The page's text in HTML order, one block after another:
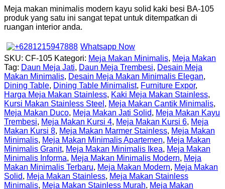
Meja makan minimalis modern kayu solid kaki besi BA-105
produk yang satu ini sangat tepat untuk ditempatkan di
ruangan interior anda.
Whatsapp Now
SKU: CF-105 Kategori: Meja Makan Minimalis, Meja Makan
Tag: Daun Meja Jati, Daun Meja Trembesi, Desain Meja
Makan Minimalis, Desain Meja Makan Minimalis Elegan,
Dining Table, Dining Table Minimalist, Furniture Expor,
Harga Meja Makan Stainless, Kaki Meja Makan Stainless,
Kursi Makan Stainless Steel , Meja Makan Cantik Minimalis,
Meja Makan Duco, Meja Makan Jati Solid, Meja Makan Kayu
Trembesi, Meja Makan Kursi 4, Meja Makan Kursi 6, Meja
Makan Kursi 8, Meja Makan Marmer Stainless, Meja Makan
Minimalis, Meja Makan Minimalis Apartemen, Meja Makan
Minimalis Granit, Meja Makan Minimalis Ikea, Meja Makan
Minimalis Informa, Meja Makan Minimalis Modern, Meja
Makan Minimalis Terbaru, Meja Makan Modern, Meja Makan
Solid, Meja Makan Stainless, Meja Makan Stainless
Minimalis, Meja Makan Stainless Murah, Meja Makan